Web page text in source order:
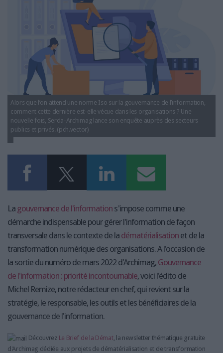
LES GUIDES PRATIQUES
L'ANNUAIRE DES ACTEURS
LES LIVRES BLANCS
LES SUPPLÉMENTS
NOS OFFRES D'ABONNEMENTS
Alors que l’on attend une norme Iso sur la gouvernance de l’information,
comment cette dernière est-elle vécue dans les organisations ? Une
nouvelle fois, Serda-Archimag lance son enquête auprès des secteurs
publics et privés. (pch.vector)
La gouvernance de l'information s'impose comme une
démarche indispensable pour gérer l'information de façon
transversale dans le contexte de la dématérialisation et de la
transformation numérique des organisations. A l'occasion de
la sortie du numéro de mars 2022 d'Archimag, Gouvernance
de l'information : priorité incontournable, voici l'édito de
Michel Remize, notre rédacteur en chef, qui revient sur la
stratégie, le responsable, les outils et les bénéficiaires de la
gouvernance de l'information.
Découvrez Le Brief de la Démat, la newsletter thématique gratuite
d'Archimag dédiée aux projets de dématérialisation et de transformation